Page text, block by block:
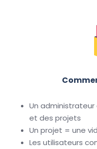
Un
et des projets
Un projet = une
Les utilisateurs